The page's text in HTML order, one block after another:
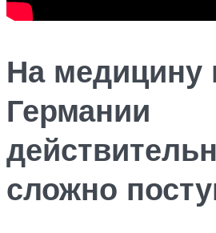
На медицину
Германии
сложно